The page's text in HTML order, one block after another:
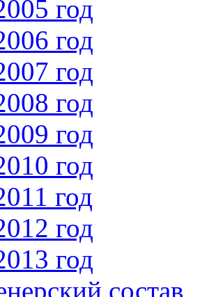
год
год
год
год
год
год
год
год
год
состав